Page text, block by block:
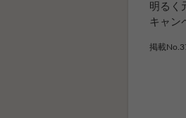
明るく
キャン
掲載